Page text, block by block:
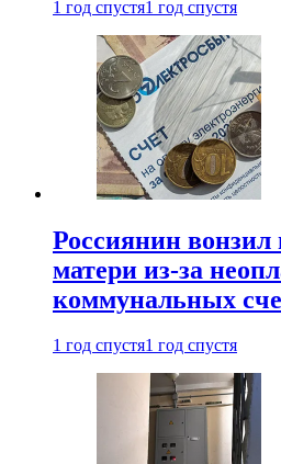
1 год спустя1 год спустя
Россиянин вонзил
матери из-за
коммунальных
1 год спустя1 год спустя